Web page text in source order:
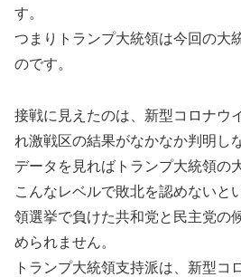
す。
つまりトランプ大統領は今回の大
のです。
接戦に見えたのは、新型コロナウ
れ激戦区の結果がなかなか判明し
データを見ればトランプ大統領の
こんなレベルで敗北を認めないと
領選挙で負けた共和党と民主党の
められません。
トランプ大統領支持派は、新型コ